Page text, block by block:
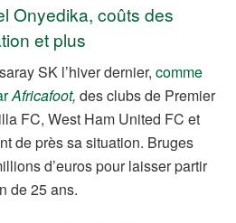
Onyedika, coûts des
et plus
SK l’hiver dernier, comme
Africafoot, des clubs de Premier
FC, West Ham United FC et
de près sa situation. Bruges
d’euros pour laisser partir
de 25 ans.